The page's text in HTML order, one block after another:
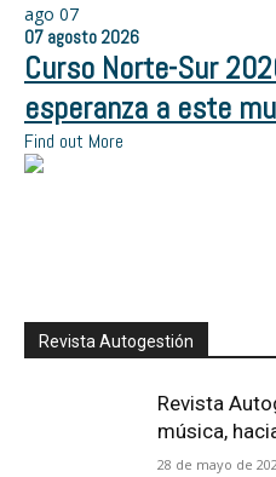
ago 07
07 agosto 2026
Curso Norte-Sur
esperanza a este
Find out More
Revista Autogestión
Revista
música,
28 de mayo de